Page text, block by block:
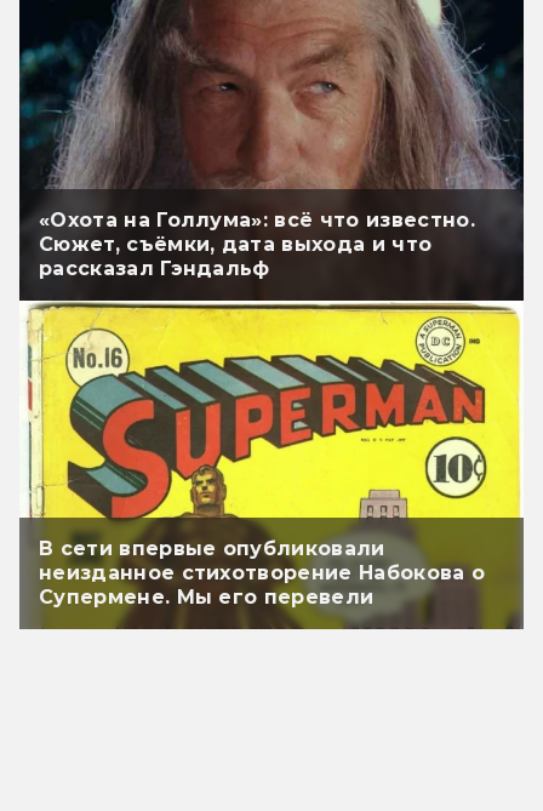
«Охота на Голлума»: всё что известно.
Сюжет, съёмки, дата выхода и что
рассказал Гэндальф
В сети впервые опубликовали
неизданное стихотворение Набокова о
Супермене. Мы его перевели